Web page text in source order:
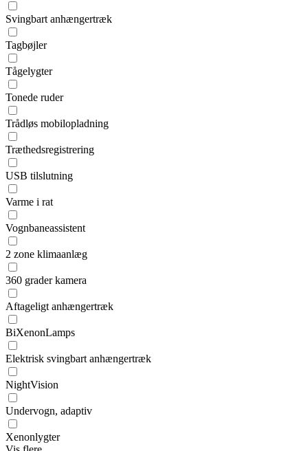
Svingbart anhængertræk
Tagbøjler
Tågelygter
Tonede ruder
Trådløs mobilopladning
Træthedsregistrering
USB tilslutning
Varme i rat
Vognbaneassistent
2 zone klimaanlæg
360 grader kamera
Aftageligt anhængertræk
BiXenonLamps
Elektrisk svingbart anhængertræk
NightVision
Undervogn, adaptiv
Xenonlygter